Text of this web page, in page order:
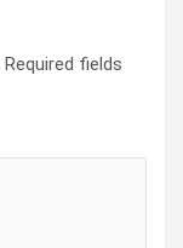
Required fields